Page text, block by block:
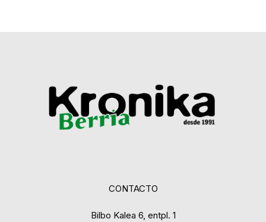
CONTACTO
Bilbo Kalea 6, entpl. 1